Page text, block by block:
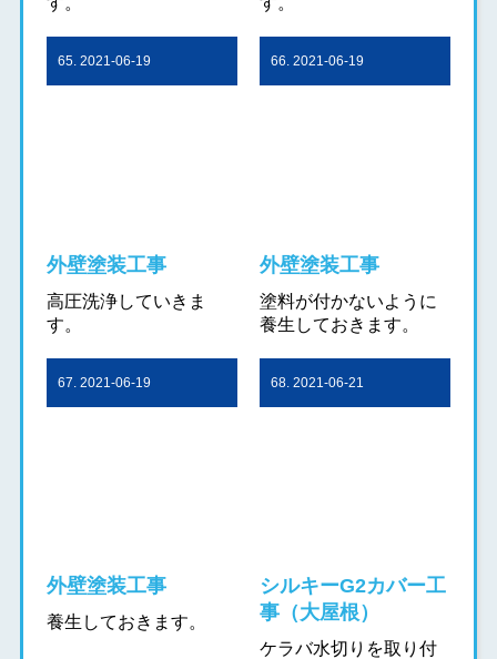
65. 2021-06-19
外壁塗装工事
高圧洗浄していきま
す。
66. 2021-06-19
外壁塗装工事
塗料が付かないように
養生しておきます。
67. 2021-06-19
外壁塗装工事
養生しておきます。
68. 2021-06-21
シルキーG2カバー工
事（大屋根）
ケラバ水切りを取り付